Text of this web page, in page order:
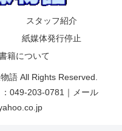
スタッフ紹介
紙媒体発行停止
籍について
語 All Rights Reserved.
049-203-0781｜メール